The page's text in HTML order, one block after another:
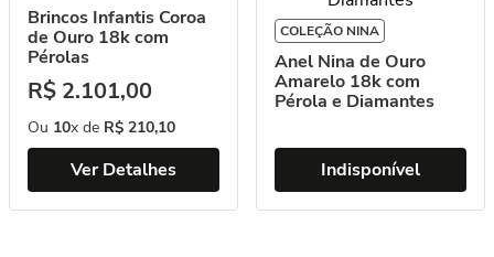
Brincos Infantis Coroa
de Ouro 18k com
Pérolas
R$ 2.101,00
Ou 10x de R$ 210,10
Ver Detalhes
COLEÇÃO NINA
Anel Nina de Ouro
Amarelo 18k com
Pérola e Diamantes
Indisponível